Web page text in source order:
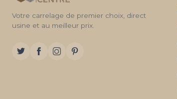
Votre carrelage de premier choix, direct
usine et au meilleur prix.